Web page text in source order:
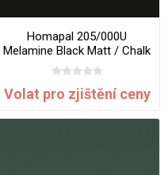
Homapal 205/000U
Melamine Black Matt / Chalk
3050 x 1220 mm x 1 mm
Volat pro zjištění ceny